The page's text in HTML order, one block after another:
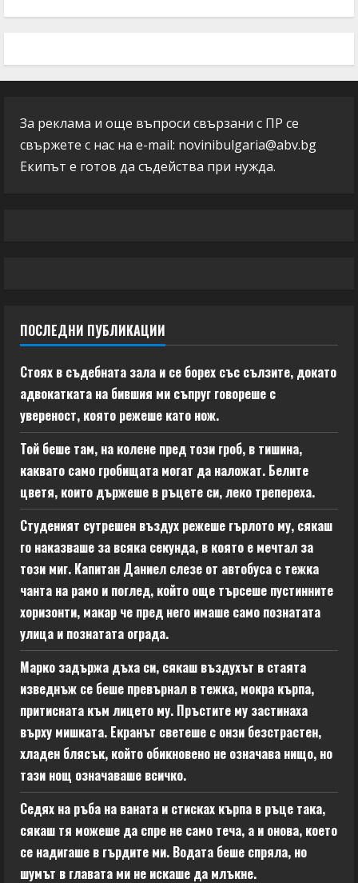
За реклама и още въпроси свързани с ПР се
свържете с нас на e-mail: novinibulgaria@abv.bg
Екипът е готов да съдейства при нужда.
ПОСЛЕДНИ ПУБЛИКАЦИИ
Стоях в съдебната зала и се борех със сълзите, докато
адвокатката на бившия ми съпруг говореше с
увереност, която режеше като нож.
Той беше там, на колене пред този гроб, в тишина,
каквато само гробищата могат да наложат. Белите
цветя, които държеше в ръцете си, леко трепереха.
Студеният сутрешен въздух режеше гърлото му, сякаш
го наказваше за всяка секунда, в която е мечтал за
този миг. Капитан Даниел слезе от автобуса с тежка
чанта на рамо и поглед, който още търсеше пустинните
хоризонти, макар че пред него имаше само познатата
улица и познатата ограда.
Марко задържа дъха си, сякаш въздухът в стаята
изведнъж се беше превърнал в тежка, мокра кърпа,
притисната към лицето му. Пръстите му застинаха
върху мишката. Екранът светеше с онзи безстрастен,
хладен блясък, който обикновено не означава нищо, но
тази нощ означаваше всичко.
Седях на ръба на ваната и стисках кърпа в ръце така,
сякаш тя можеше да спре не само теча, а и онова, което
се надигаше в гърдите ми. Водата беше спряла, но
шумът в главата ми не искаше да млъкне.